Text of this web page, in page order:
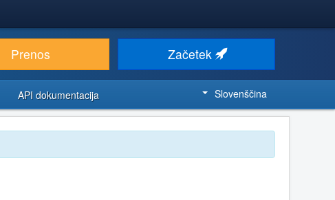
Prenos Začetek
API dokumentacija Slovenščina